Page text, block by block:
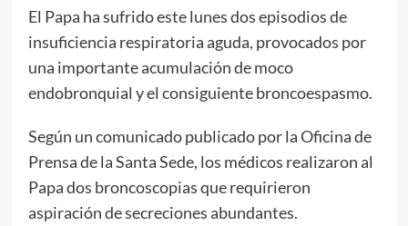
El Papa ha sufrido este lunes dos episodios de
insuficiencia respiratoria aguda, provocados por
una importante acumulación de moco
endobronquial y el consiguiente broncoespasmo.
Según un comunicado publicado por la Oficina de
Prensa de la Santa Sede, los médicos realizaron al
Papa dos broncoscopias que requirieron
aspiración de secreciones abundantes.